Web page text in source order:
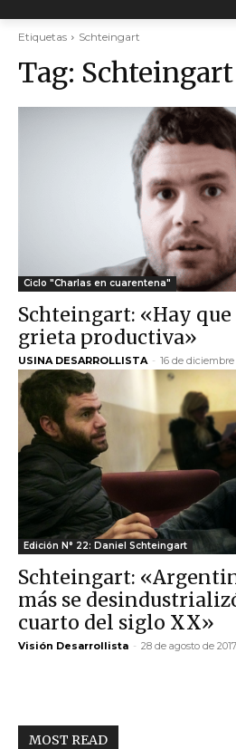
Etiquetas Schteingart
Tag: Schteingart
Ciclo "Charlas en cuarentena"
Schteingart: «Hay
grieta productiva»
USINA DESARROLLISTA - 16 de diciembre
Edición N° 22: Daniel Schteingart
Schteingart:
más se
cuarto del siglo XX»
Visión Desarrollista - 28 de agosto de 2017
MOST READ